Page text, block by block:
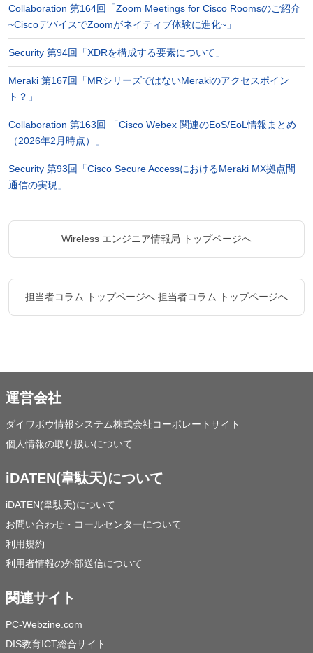
Collaboration 第164回「Zoom Meetings for Cisco Roomsのご紹介
~CiscoデバイスでZoomがネイティブ体験に進化~」
Security 第94回「XDRを構成する要素について」
Meraki 第167回「MRシリーズではないMerakiのアクセスポイン
ト？」
Collaboration 第163回 「Cisco Webex 関連のEoS/EoL情報まとめ
（2026年2月時点）」
Security 第93回「Cisco Secure AccessにおけるMeraki MX拠点間
通信の実現」
Wireless エンジニア情報局 トップページへ
担当者コラム トップページへ 担当者コラム トップページへ
運営会社
ダイワボウ情報システム株式会社コーポレートサイト
個人情報の取り扱いについて
iDATEN(韋駄天)について
iDATEN(韋駄天)について
お問い合わせ・コールセンターについて
利用規約
利用者情報の外部送信について
関連サイト
PC-Webzine.com
DIS教育ICT総合サイト